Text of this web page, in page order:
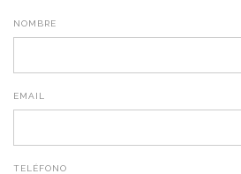
NOMBRE
EMAIL
TELÉFONO